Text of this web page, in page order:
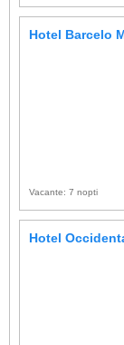
Hotel Barcelo
Vacante: 7 nopti
Hotel